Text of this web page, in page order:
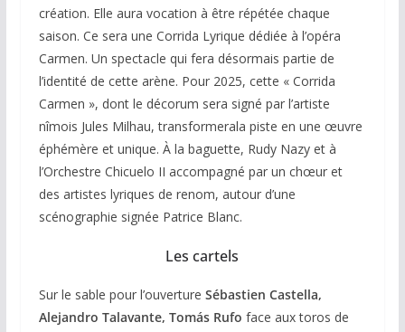
création. Elle aura vocation à être répétée chaque
saison. Ce sera une Corrida Lyrique dédiée à l’opéra
Carmen. Un spectacle qui fera désormais partie de
l’identité de cette arène. Pour 2025, cette « Corrida
Carmen », dont le décorum sera signé par l’artiste
nîmois Jules Milhau, transformerala piste en une œuvre
éphémère et unique. À la baguette, Rudy Nazy et à
l’Orchestre Chicuelo II accompagné par un chœur et
des artistes lyriques de renom, autour d’une
scénographie signée Patrice Blanc.
Les cartels
Sur le sable pour l’ouverture Sébastien Castella,
Alejandro Talavante, Tomás Rufo face aux toros de